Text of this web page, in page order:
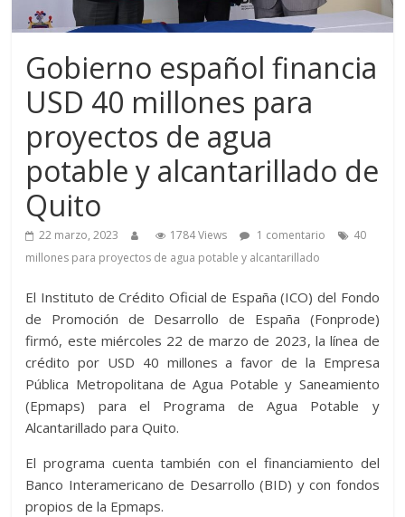
Gobierno español financia
USD 40 millones para
proyectos de agua
potable y alcantarillado de
Quito
22 marzo, 2023 1784 Views 1 comentario
40
millones para proyectos de agua potable y alcantarillado
El Instituto de Crédito Oficial de España (ICO) del Fondo
de Promoción de Desarrollo de España (Fonprode)
firmó, este miércoles 22 de marzo de 2023, la línea de
crédito por USD 40 millones a favor de la Empresa
Pública Metropolitana de Agua Potable y Saneamiento
(Epmaps) para el Programa de Agua Potable y
Alcantarillado para Quito.
El programa cuenta también con el financiamiento del
Banco Interamericano de Desarrollo (BID) y con fondos
propios de la Epmaps.